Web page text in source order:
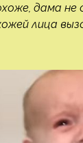
дама не
лица